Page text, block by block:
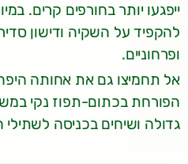
ייפגעו יותר בחורפים קרים.
להקפיד על השקיה ודישון
ופרחוניים.
אל תחמיצו גם את אחותה
הפורחת בכתום-תפוז נקי
גדולה ושיחים בכניסה לשתילי